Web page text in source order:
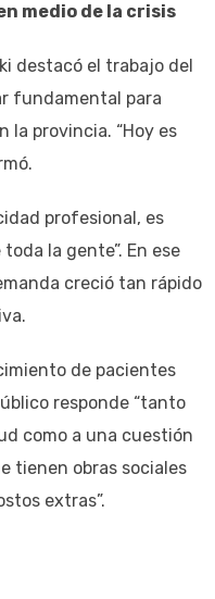
medio de la crisis
destacó el trabajo del
fundamental para
la provincia. “Hoy es
profesional, es
la gente”. En ese
creció tan rápido
de pacientes
responde “tanto
como a una cuestión
tienen obras sociales
extras”.